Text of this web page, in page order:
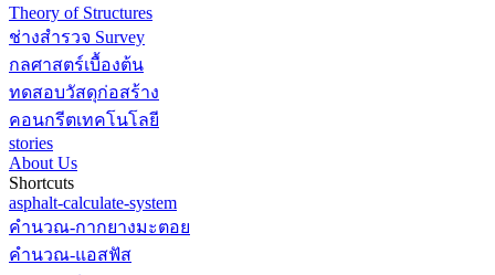
Theory of Structures
ช่างสำรวจ Survey
กลศาสตร์เบื้องต้น
ทดสอบวัสดุก่อสร้าง
คอนกรีตเทคโนโลยี
stories
About Us
Shortcuts
asphalt-calculate-system
คำนวณ-กากยางมะตอย
คำนวณ-แอสฟัส